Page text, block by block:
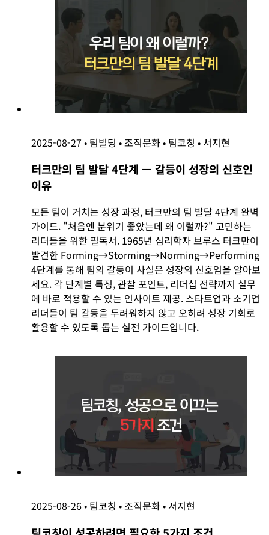
2025-08-27 • 팀빌딩 •조직문화• 팀코칭 • 서지현
터크만의 팀 발달 4단계 — 갈등이 성장의 신호인
이유
모든 팀이 거치는 성장 과정, 터크만의 팀 발달 4단계 완벽
가이드. "처음엔 분위기 좋았는데 왜 이럴까?" 고민하는
리더들을 위한 필독서. 1965년 심리학자 브루스 터크만이
발견한 Forming→Storming→Norming→Performing
4단계를 통해 팀의 갈등이 사실은 성장의 신호임을 알아보
세요. 각 단계별 특징, 관찰 포인트, 리더십 전략까지 실무
에 바로 적용할 수 있는 인사이트 제공. 스타트업과 소기업
리더들이 팀 갈등을 두려워하지 않고 오히려 성장 기회로
활용할 수 있도록 돕는 실전 가이드입니다.
2025-08-26• 팀코칭 •조직문화• 서지현